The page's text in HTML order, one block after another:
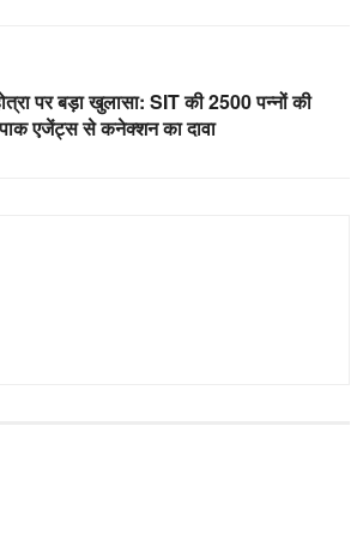
पर बड़ा खुलासा: SIT की 2500 पन्नों की
पाक एजेंट्स से कनेक्शन का दावा